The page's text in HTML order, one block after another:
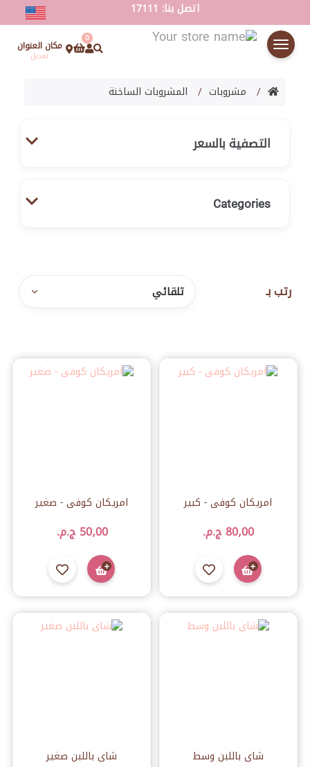
اتصل بنا: 17111
Toggle
Navigation
0 مكان العنوان
تعديل
مشروبات المشروبات الساخنة
التصفية بالسعر
Categories
رتب بـ
امريكان كوفى - كبير
80٫00 ج.م.‏
امريكان كوفى - صغير
50٫00 ج.م.‏
شاى باللبن وسط شاى باللبن صغير